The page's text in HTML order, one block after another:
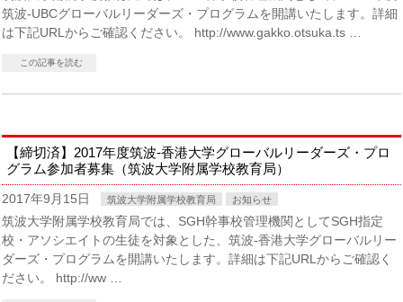
筑波-UBCグローバルリーダーズ・プログラムを開講いたします。詳細
は下記URLからご確認ください。 http://www.gakko.otsuka.ts …
この記事を読む
【締切済】2017年度筑波-香港大学グローバルリーダーズ・プロ
グラム参加者募集（筑波大学附属学校教育局）
2017年9月15日 筑波大学附属学校教育局 お知らせ
筑波大学附属学校教育局では、SGH幹事校管理機関としてSGH指定
校・アソシエイトの生徒を対象とした、筑波-香港大学グローバルリー
ダーズ・プログラムを開講いたします。詳細は下記URLからご確認く
ださい。 http://ww …